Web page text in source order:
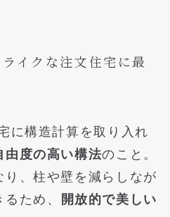
イクな注文住宅に最
に構造計算を取り入れ
由度の高い構法のこと。
、柱や壁を減らしなが
ため、
開放的で美しい